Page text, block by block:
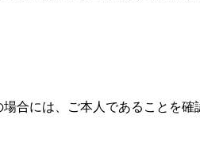
合には、ご本人であることを